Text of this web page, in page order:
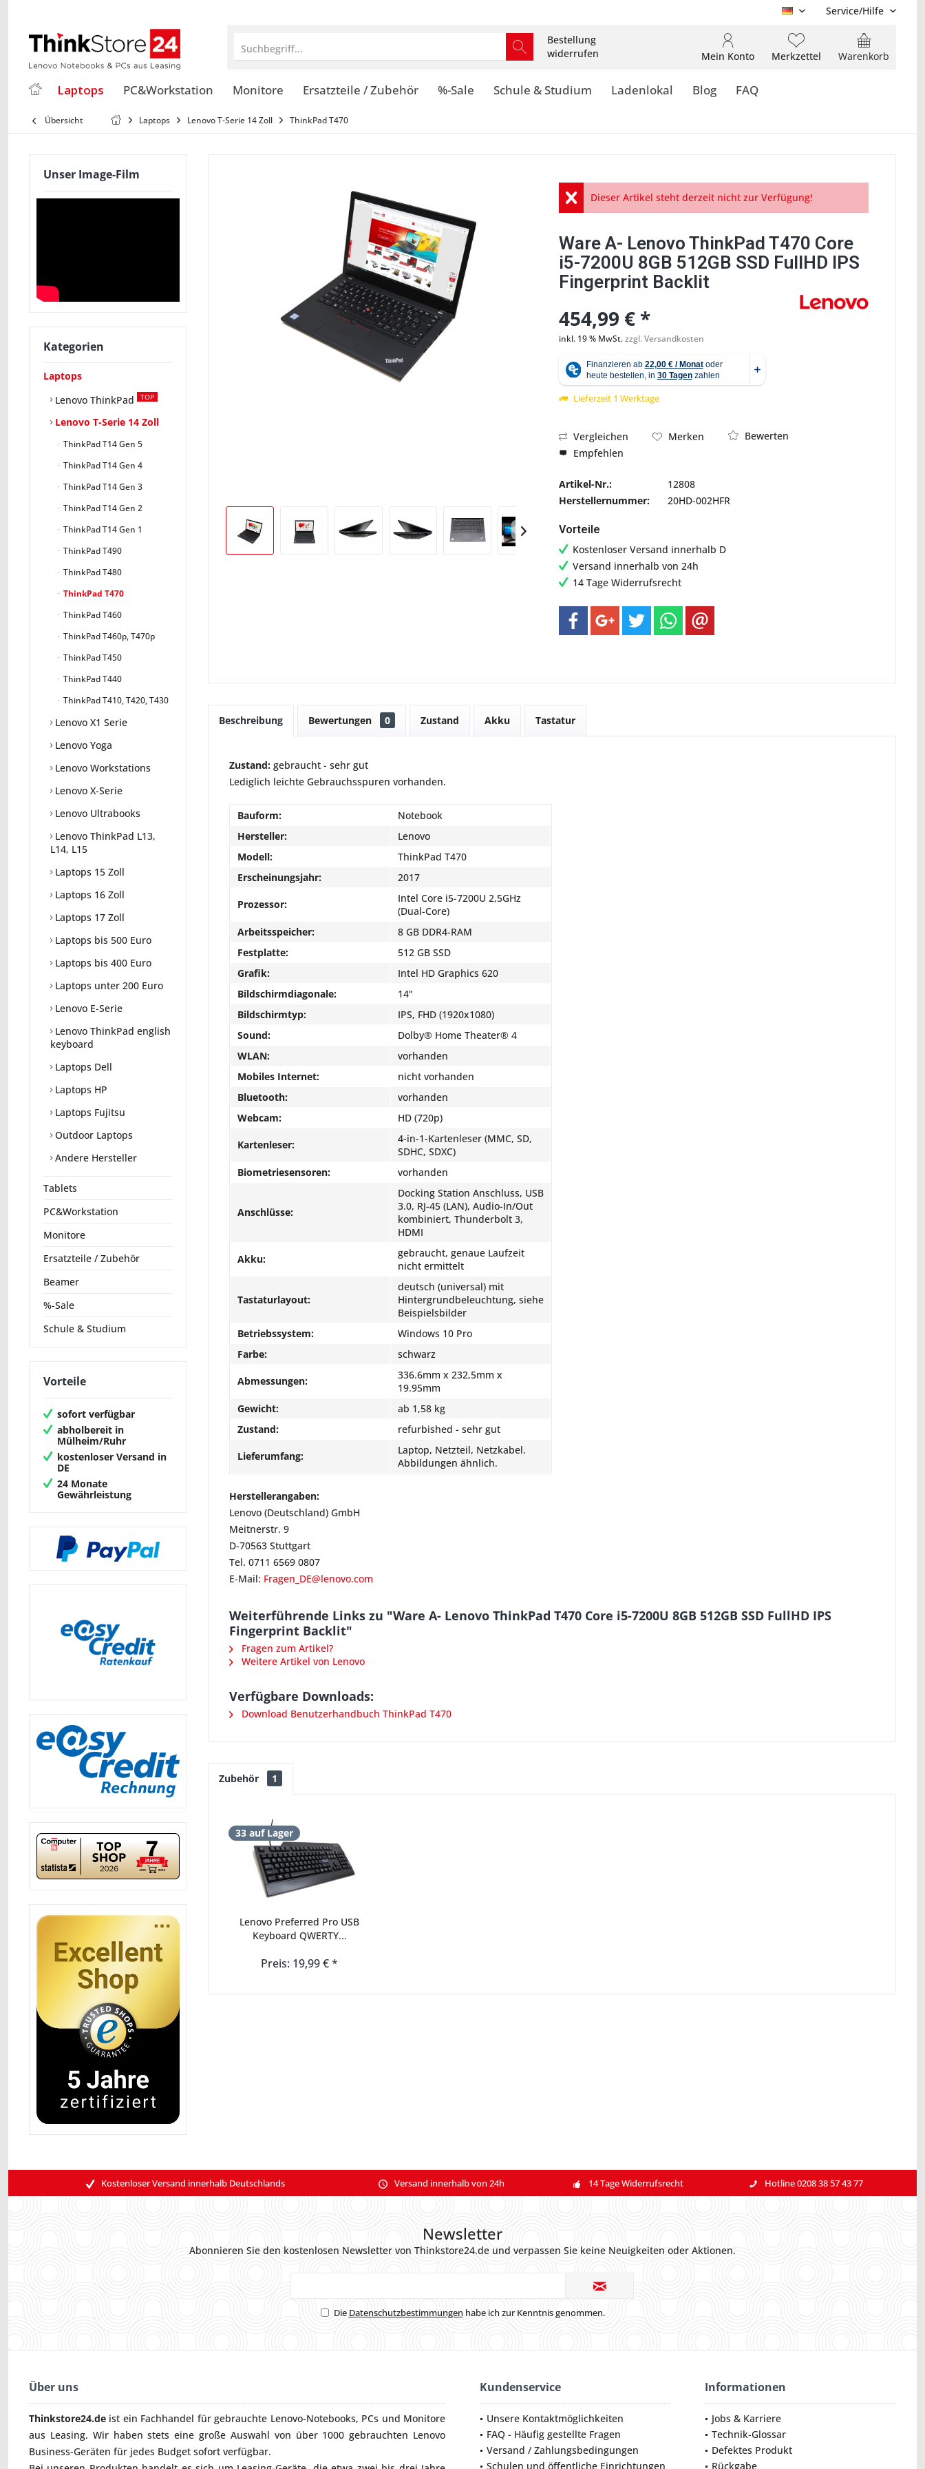
DE Service/Hilfe
Suchbegriff...
Bestellung
widerrufen
Warenkorb
Merkzettel
Mein Konto
Laptops PC&Workstation Monitore Ersatzteile / Zubehör %-Sale Schule & Studium Ladenlokal Blog FAQ
Übersicht Laptops Lenovo T-Serie 14 Zoll ThinkPad T470
Unser Image-Film
Kategorien
Laptops
Lenovo ThinkPad
TOP
Lenovo T-Serie 14 Zoll
ThinkPad T14 Gen 5
ThinkPad T14 Gen 4
ThinkPad T14 Gen 3
ThinkPad T14 Gen 2
ThinkPad T14 Gen 1
ThinkPad T490
ThinkPad T480
ThinkPad T470
ThinkPad T460
ThinkPad T460p, T470p
ThinkPad T450
ThinkPad T440
ThinkPad T410, T420, T430
Lenovo X1 Serie
Lenovo Yoga
Lenovo Workstations
Lenovo X-Serie
Lenovo Ultrabooks
Lenovo ThinkPad L13,
L14, L15
Laptops 15 Zoll
Laptops 16 Zoll
Laptops 17 Zoll
Laptops bis 500 Euro
Laptops bis 400 Euro
Laptops unter 200 Euro
Lenovo E-Serie
Lenovo ThinkPad english
keyboard
Laptops Dell
Laptops HP
Laptops Fujitsu
Outdoor Laptops
Andere Hersteller
Tablets
PC&Workstation
Monitore
Ersatzteile / Zubehör
Beamer
%-Sale
Schule & Studium
Vorteile
sofort verfügbar
abholbereit in
Mülheim/Ruhr
kostenloser Versand in
DE
24 Monate
Gewährleistung
Abbildung ähnlich
Dieser Artikel steht derzeit nicht zur Verfügung!
Ware A- Lenovo ThinkPad T470 Core
i5-7200U 8GB 512GB SSD FullHD IPS
Fingerprint Backlit
454,99 € *
inkl. 19 % MwSt.zzgl. Versandkosten
Lieferzeit 1 Werktage
Vergleichen Merken
Bewerten
Empfehlen
Artikel-Nr.:
12808
Herstellernummer:
20HD-002HFR
Vorteile
Kostenloser Versand innerhalb D
Versand innerhalb von 24h
14 Tage Widerrufsrecht
Beschreibung Bewertungen 0 Zustand Akku Tastatur
Zustand: gebraucht - sehr gut
Lediglich leichte Gebrauchsspuren vorhanden.
Bauform:
Notebook
Hersteller:
Lenovo
Modell:
ThinkPad T470
Erscheinungsjahr:
2017
Prozessor:
Intel Core i5-7200U 2,5GHz
(Dual-Core)
Arbeitsspeicher:
8 GB DDR4-RAM
Festplatte:
512 GB SSD
Grafik:
Intel HD Graphics 620
Bildschirmdiagonale:
14"
Bildschirmtyp:
IPS, FHD (1920x1080)
Sound:
Dolby® Home Theater® 4
WLAN:
vorhanden
Mobiles Internet:
nicht vorhanden
Bluetooth:
vorhanden
Webcam:
HD (720p)
Kartenleser:
4-in-1-Kartenleser (MMC, SD,
SDHC, SDXC)
Biometriesensoren:
vorhanden
Anschlüsse:
Docking Station Anschluss, USB
3.0, RJ-45 (LAN), Audio-In/Out
kombiniert, Thunderbolt 3,
HDMI
Akku:
gebraucht, genaue Laufzeit
nicht ermittelt
Tastaturlayout:
deutsch (universal) mit
Hintergrundbeleuchtung, siehe
Beispielsbilder
Betriebssystem:
Windows 10 Pro
Farbe:
schwarz
Abmessungen:
336.6mm x 232,5mm x
19.95mm
Gewicht:
ab 1,58 kg
Zustand:
refurbished - sehr gut
Lieferumfang:
Laptop, Netzteil, Netzkabel.
Abbildungen ähnlich.
Herstellerangaben:
Lenovo (Deutschland) GmbH
Meitnerstr. 9
D-70563 Stuttgart
Tel. 0711 6569 0807
E-Mail: Fragen_DE@lenovo.com
Weiterführende Links zu "Ware A- Lenovo ThinkPad T470 Core i5-7200U 8GB 512GB SSD FullHD IPS
Fingerprint Backlit"
Fragen zum Artikel?
Weitere Artikel von Lenovo
Verfügbare Downloads:
Download Benutzerhandbuch ThinkPad T470
Zubehör 1
33 auf Lager
Lenovo Preferred Pro USB
Keyboard QWERTY...
Preis: 19,99 € *
Kostenloser Versand innerhalb Deutschlands Versand innerhalb von 24h 14 Tage Widerrufsrecht Hotline 0208 38 57 43 77
Newsletter
Abonnieren Sie den kostenlosen Newsletter von Thinkstore24.de und verpassen Sie keine Neuigkeiten oder Aktionen.
Die Datenschutzbestimmungen habe ich zur Kenntnis genommen.
Über uns
Thinkstore24.de ist ein Fachhandel für gebrauchte Lenovo-Notebooks, PCs und Monitore
aus Leasing. Wir haben stets eine große Auswahl von über 1000 gebrauchten Lenovo
Business-Geräten für jedes Budget sofort verfügbar.
Kundenservice
Unsere Kontaktmöglichkeiten
FAQ - Häufig gestellte Fragen
Versand / Zahlungsbedingungen
Schulen und öffentliche Einrichtungen
Informationen
Jobs & Karriere
Technik-Glossar
Defektes Produkt
Rückgabe